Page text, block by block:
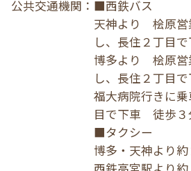
公共交通機関
■西鉄バス
天神より 桧原営
し、長住２丁目
博多より 桧原営
し、長住２丁目
福大病院行きに
目で下車 徒歩３
■タクシー
博多・天神より